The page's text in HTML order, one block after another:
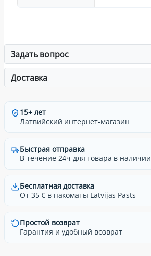
Задать вопрос
Доставка
15+ лет
Латвийский интернет-магазин
Быстрая отправка
В течение 24ч для товара в наличии
Бесплатная доставка
От 35 € в пакоматы Latvijas Pasts
Простой возврат
Гарантия и удобный возврат